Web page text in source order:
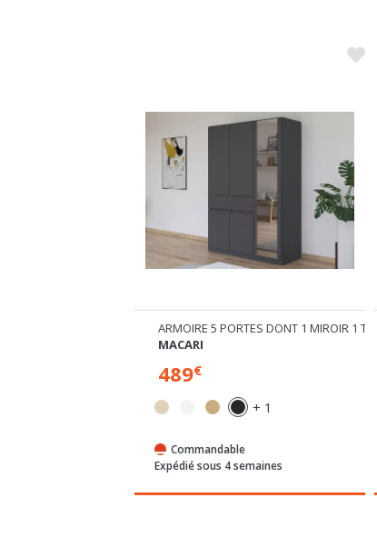
ARMOIRE 5 PORTES DONT 1 MIROIR 1
MACARI
489€
+ 1
Commandable
Expédié sous 4 semaines